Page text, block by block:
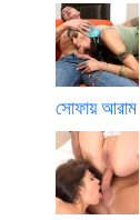
সোফায় আরাম